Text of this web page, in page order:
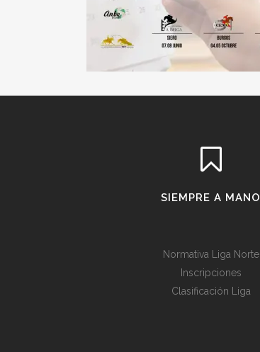
SIEMPRE A MANO
Normativa Liga Norte
Inscripciones
Clasificación Liga